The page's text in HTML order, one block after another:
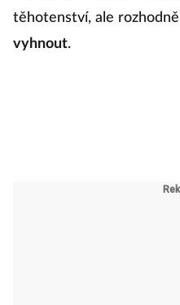
těhotenství, ale rozhodně
vyhnout.